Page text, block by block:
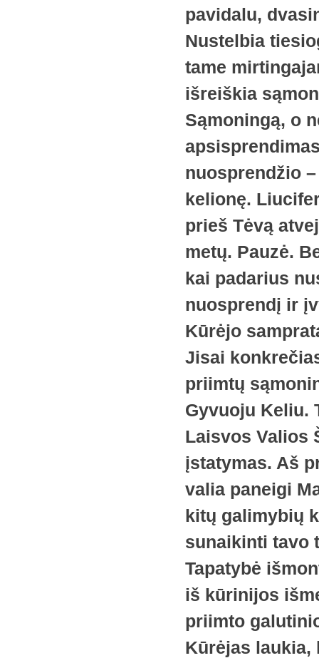
pavidalu,
Nustelbia
tame
išreiškia
Sąmoningą, o
nuosprendžio
kelionę.
prieš Tėvą
metų. Pauzė.
kai padarius
nuosprendį ir
Kūrėjo
Jisai
priimtų
Gyvuoju Keliu.
Laisvos Valios
įstatymas. Aš
valia paneigi
kitų galimybių
sunaikinti tavo
Tapatybė
iš kūrinijos
priimto
Kūrėjas laukia,